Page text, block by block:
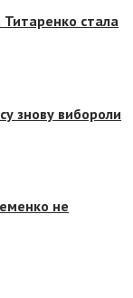
Титаренко стала
знову вибороли
не